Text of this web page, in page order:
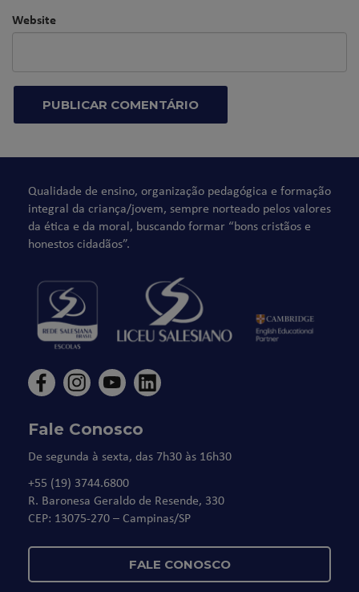
Website
Qualidade de ensino, organização pedagógica e formação
integral da criança/jovem, sempre norteado pelos valores
da ética e da moral, buscando formar “bons cristãos e
honestos cidadãos”.
Fale Conosco
De segunda à sexta, das 7h30 às 16h30
+55 (19) 3744.6800
R. Baronesa Geraldo de Resende, 330
CEP: 13075-270 – Campinas/SP
FALE CONOSCO